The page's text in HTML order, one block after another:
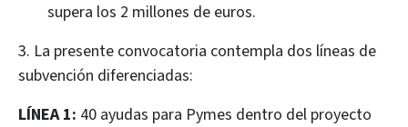
supera los 2 millones de euros.
3. La presente convocatoria contempla dos líneas de
subvención diferenciadas:
LÍNEA 1: 40 ayudas para Pymes dentro del proyecto